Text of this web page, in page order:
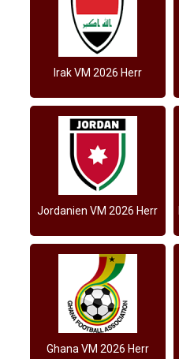
Irak VM 2026 Herr
Jordanien VM 2026 Herr
Ghana VM 2026 Herr